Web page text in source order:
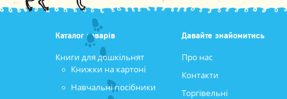
Каталог товарів
Книги для дошкільнят
Книжки на картоні
Навчальні посібники
Давайте знайомитись
Про нас
Контакти
Торгівельні